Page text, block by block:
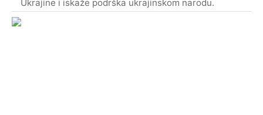
Ukrajine i iskaže podrška ukrajinskom narodu.